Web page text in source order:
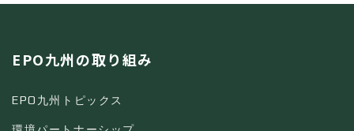
EPO九州の取り組み
EPO九州トピックス